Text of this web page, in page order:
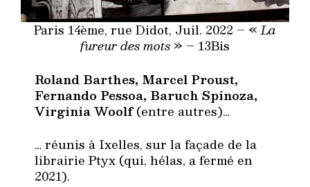
Paris 14ème, rue Didot, Juil. 2022 – «La
fureur des mots » – 13Bis
Roland Barthes, Marcel Proust,
Fernando Pessoa, Baruch Spinoza,
Virginia Woolf(entre autres)…
… réunis à Ixelles, sur la façade de la
librairie Ptyx (qui, hélas, a fermé en
2021).